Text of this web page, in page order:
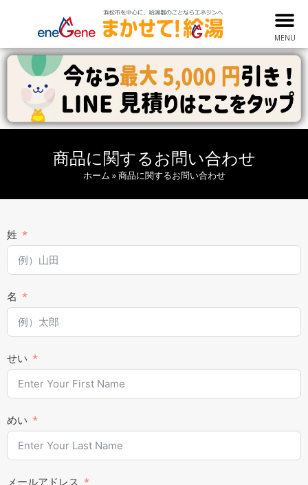
MENU
商品に関するお問い合わせ
ホーム »商品に関するお問い合わせ
姓
名
せい
めい
メールアドレス